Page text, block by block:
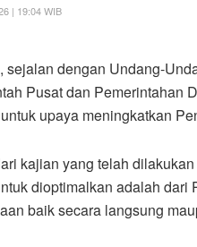
| 19:04 WIB
sejalan dengan Undang-
Pusat dan Pemerintahan
upaya meningkatkan
kajian yang telah
dioptimalkan adalah dari
baik secara langsung